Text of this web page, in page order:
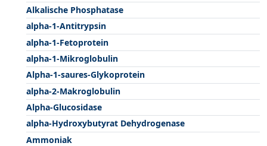
Alkalische Phosphatase
alpha-1-Antitrypsin
alpha-1-Fetoprotein
alpha-1-Mikroglobulin
Alpha-1-saures-Glykoprotein
alpha-2-Makroglobulin
Alpha-Glucosidase
alpha-Hydroxybutyrat Dehydrogenase
Ammoniak